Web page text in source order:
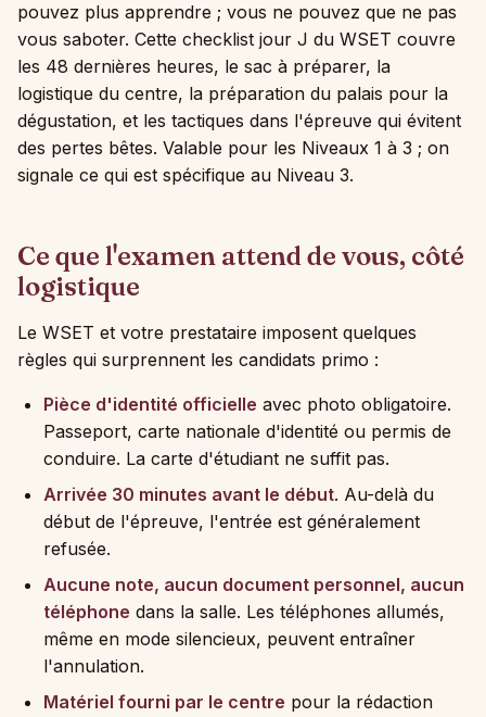
pouvez plus apprendre ; vous ne pouvez que ne pas
vous saboter. Cette checklist jour J du WSET couvre
les 48 dernières heures, le sac à préparer, la
logistique du centre, la préparation du palais pour la
dégustation, et les tactiques dans l'épreuve qui évitent
des pertes bêtes. Valable pour les Niveaux 1 à 3 ; on
signale ce qui est spécifique au Niveau 3.
Ce que l'examen attend de vous, côté
logistique
Le WSET et votre prestataire imposent quelques
règles qui surprennent les candidats primo :
Pièce d'identité officielle avec photo obligatoire.
Passeport, carte nationale d'identité ou permis de
conduire. La carte d'étudiant ne suffit pas.
Arrivée 30 minutes avant le début. Au-delà du
début de l'épreuve, l'entrée est généralement
refusée.
Aucune note, aucun document personnel, aucun
téléphone dans la salle. Les téléphones allumés,
même en mode silencieux, peuvent entraîner
l'annulation.
Matériel fourni par le centre pour la rédaction